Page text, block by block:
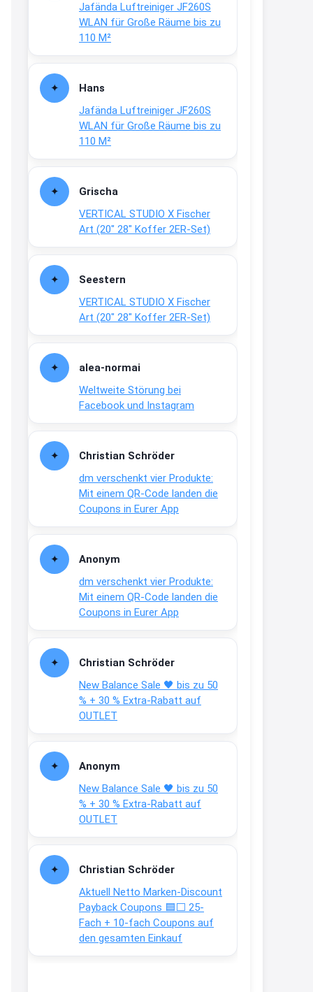
Jafända Luftreiniger JF260S
WLAN für Große Räume bis zu
110 M²
Hans
Jafända Luftreiniger JF260S
WLAN für Große Räume bis zu
110 M²
Grischa
VERTICAL STUDIO X Fischer
Art (20″ 28″ Koffer 2ER-Set)
Seestern
VERTICAL STUDIO X Fischer
Art (20″ 28″ Koffer 2ER-Set)
alea-normai
Weltweite Störung bei
Facebook und Instagram
Christian Schröder
dm verschenkt vier Produkte:
Mit einem QR-Code landen die
Coupons in Eurer App
Anonym
dm verschenkt vier Produkte:
Mit einem QR-Code landen die
Coupons in Eurer App
Christian Schröder
New Balance Sale 🖤 bis zu 50
% + 30 % Extra-Rabatt auf
OUTLET
Anonym
New Balance Sale 🖤 bis zu 50
% + 30 % Extra-Rabatt auf
OUTLET
Christian Schröder
Aktuell Netto Marken-Discount
Payback Coupons 🟦⬜ 25-
Fach + 10-fach Coupons auf
den gesamten Einkauf
Joachim
Ab diesem Jahr gibt es keine
Fielmann-Blinkis mehr / wurde
www.fielmann-
group.com/blinkis...
13:44
dich zu sehen, alles gut?
15:01
An 01.08. / Sensodyne Rabatt 3€
/ max. 15.000www.erlebe-
↩
www.meineapotheke.de/
2:19
↩
Joachim
www.linda.de/vorteile/coupons/...
2:21
↩
Gratis Hitzewarn-Aufkleber /
verfärbt sich ab 28 Grad /siehe
Text weiter unten
shop.bioeg.de/aufkleber-
achtun...
↩
Joachim
Gratis personalisierte 7-Tage
Ration Micronährstoffe/ Vitamine
↩
Joachim